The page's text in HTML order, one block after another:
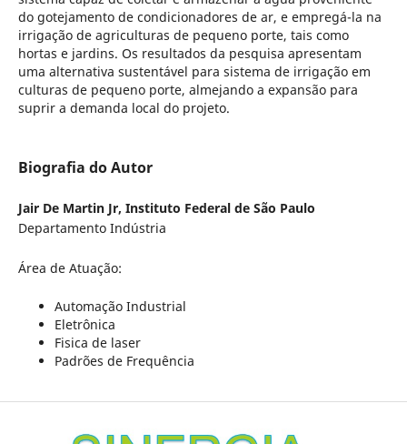
do gotejamento de condicionadores de ar, e empregá-la na
irrigação de agriculturas de pequeno porte, tais como
hortas e jardins. Os resultados da pesquisa apresentam
uma alternativa sustentável para sistema de irrigação em
culturas de pequeno porte, almejando a expansão para
suprir a demanda local do projeto.
Biografia do Autor
Jair De Martin Jr, Instituto Federal de São Paulo
Departamento Indústria
Área de Atuação:
Automação Industrial
Eletrônica
Fisica de laser
Padrões de Frequência